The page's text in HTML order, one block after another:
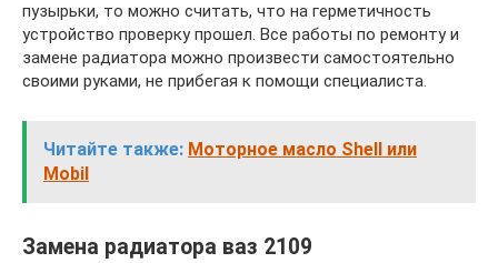
пузырьки, то можно считать, что на герметичность
устройство проверку прошел. Все работы по ремонту и
замене радиатора можно произвести самостоятельно
своими руками, не прибегая к помощи специалиста.
Читайте также: Моторное масло Shell или
Mobil
Замена радиатора ваз 2109